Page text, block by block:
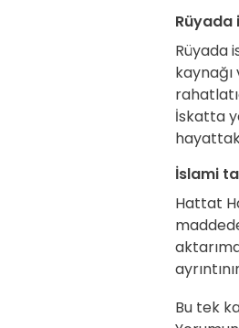
Rüyada
Rüyada
kaynağı
İskatta
İslami
Hattat
Bu tek